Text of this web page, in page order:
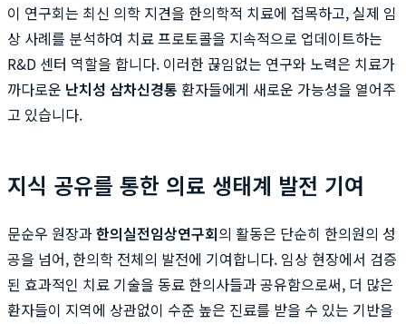
이 연구회는 최신 의학 지견을 한의학적 치료에 접목하고, 실제 임
상 사례를 분석하여 치료 프로토콜을 지속적으로 업데이트하는
R&D 센터 역할을 합니다. 이러한 끊임없는 연구와 노력은 치료가
까다로운 난치성 삼차신경통 환자들에게 새로운 가능성을 열어주
고 있습니다.
지식 공유를 통한 의료 생태계 발전 기여
문순우 원장과한의실전임상연구회의 활동은 단순히 한의원의 성
공을 넘어, 한의학 전체의 발전에 기여합니다. 임상 현장에서 검증
된 효과적인 치료 기술을 동료 한의사들과 공유함으로써, 더 많은
환자들이 지역에 상관없이 수준 높은 진료를 받을 수 있는 기반을